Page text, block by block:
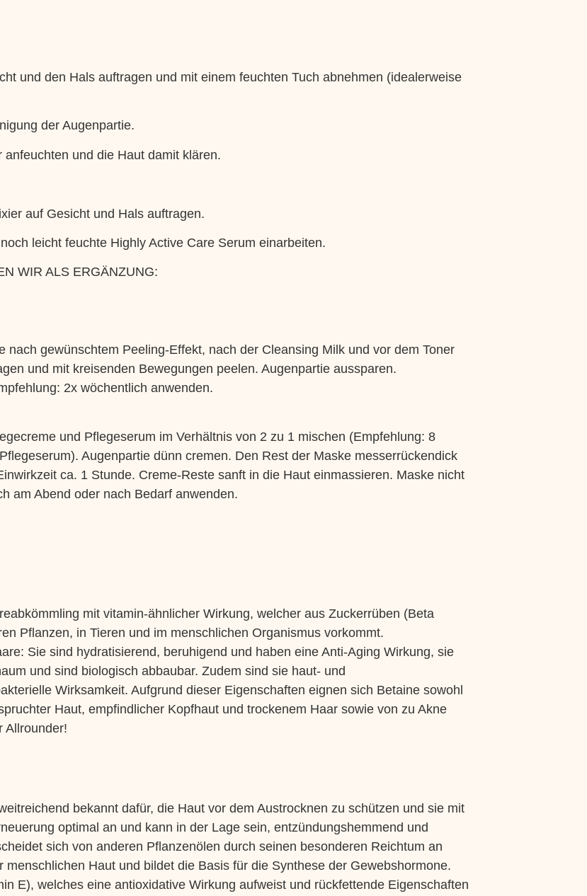
und den Hals auftragen und mit einem feuchten Tuch abnehmen (idealerweise
der Augenpartie.
und die Haut damit klären.
auf Gesicht und Hals auftragen.
leicht feuchte Highly Active Care Serum einarbeiten.
WIR ALS ERGÄNZUNG:
nach gewünschtem Peeling-Effekt, nach der Cleansing Milk und vor dem Toner
und mit kreisenden Bewegungen peelen. Augenpartie aussparen.
2x wöchentlich anwenden.
und Pflegeserum im Verhältnis von 2 zu 1 mischen (Empfehlung: 8
Augenpartie dünn cremen. Den Rest der Maske messerrückendick
ca. 1 Stunde. Creme-Reste sanft in die Haut einmassieren. Maske nicht
am Abend oder nach Bedarf anwenden.
mit vitamin-ähnlicher Wirkung, welcher aus Zuckerrüben (Beta
Pflanzen, in Tieren und im menschlichen Organismus vorkommt.
Sie sind hydratisierend, beruhigend und haben eine Anti-Aging Wirkung, sie
und sind biologisch abbaubar. Zudem sind sie haut- und
Wirksamkeit. Aufgrund dieser Eigenschaften eignen sich Betaine sowohl
Haut, empfindlicher Kopfhaut und trockenem Haar sowie von zu Akne
Allrounder!
bekannt dafür, die Haut vor dem Austrocknen zu schützen und sie mit
optimal an und kann in der Lage sein, entzündungshemmend und
sich von anderen Pflanzenölen durch seinen besonderen Reichtum an
Haut und bildet die Basis für die Synthese der Gewebshormone.
E), welches eine antioxidative Wirkung aufweist und rückfettende Eigenschaften